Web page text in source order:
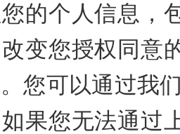
的个人信息，
变您授权同意
您可以通过我
如果您无法通